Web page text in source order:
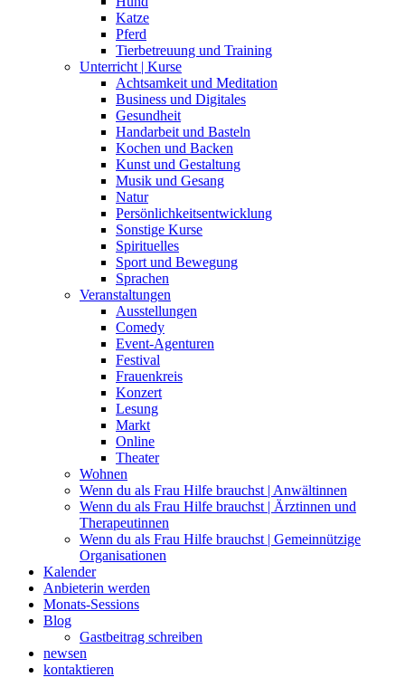
Katze
Pferd
Tierbetreuung und Training
Unterricht | Kurse
Achtsamkeit und Meditation
Business und Digitales
Gesundheit
Handarbeit und Basteln
Kochen und Backen
Kunst und Gestaltung
Musik und Gesang
Natur
Persönlichkeitsentwicklung
Sonstige Kurse
Spirituelles
Sport und Bewegung
Sprachen
Veranstaltungen
Ausstellungen
Comedy
Event-Agenturen
Festival
Frauenkreis
Konzert
Lesung
Markt
Online
Theater
Wohnen
Wenn du als Frau Hilfe brauchst | Anwältinnen
Wenn du als Frau Hilfe brauchst | Ärztinnen und
Therapeutinnen
Wenn du als Frau Hilfe brauchst | Gemeinnützige
Organisationen
Kalender
Anbieterin werden
Monats-Sessions
Blog
Gastbeitrag schreiben
newsen
kontaktieren